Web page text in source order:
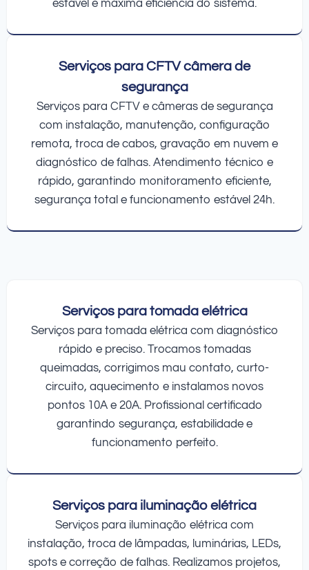
estável e máxima eficiência do sistema.
Serviços para CFTV câmera de
segurança
Serviços para CFTV e câmeras de segurança
com instalação, manutenção, configuração
remota, troca de cabos, gravação em nuvem e
diagnóstico de falhas. Atendimento técnico e
rápido, garantindo monitoramento eficiente,
segurança total e funcionamento estável 24h.
Serviços para tomada elétrica
Serviços para tomada elétrica com diagnóstico
rápido e preciso. Trocamos tomadas
queimadas, corrigimos mau contato, curto-
circuito, aquecimento e instalamos novos
pontos 10A e 20A. Profissional certificado
garantindo segurança, estabilidade e
funcionamento perfeito.
Serviços para iluminação elétrica
Serviços para iluminação elétrica com
instalação, troca de lâmpadas, luminárias, LEDs,
spots e correção de falhas. Realizamos projetos,